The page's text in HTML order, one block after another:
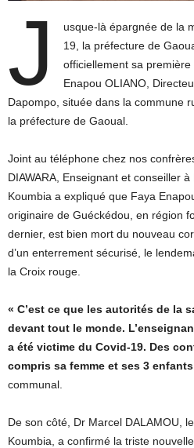
J
usque-là épargnée de la
19, la préfecture de
officiellement sa première
Enapou OLIANO,
Dapompo, située dans la commune
la préfecture de Gaoual.
Joint au téléphone chez nos
DIAWARA, Enseignant et conseiller
Koumbia a expliqué que Faya
originaire de Guéckédou, en région
dernier, est bien mort du nouveau
d’un enterrement sécurisé, le
la Croix rouge.
« C’est ce que les autorités de la
devant tout le monde.
a été victime du Covid-19. Des
compris sa femme et ses 3 enfants
communal.
De son côté, Dr Marcel DALAMOU,
Koumbia, a confirmé la triste